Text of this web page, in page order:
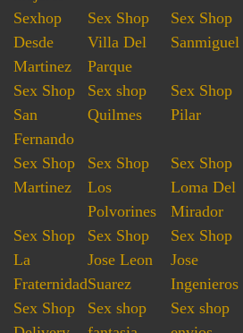
Sexhop
Desde
Martinez
Sex Shop
Villa Del
Parque
Sex Shop
Sanmiguel
Sex Shop
San
Fernando
Sex shop
Quilmes
Sex Shop
Pilar
Sex Shop
Martinez
Sex Shop
Los
Polvorines
Sex Shop
Loma Del
Mirador
Sex Shop
La
Fraternidad
Sex Shop
Jose Leon
Suarez
Sex Shop
Jose
Ingenieros
Sex Shop
Sex shop
Sex shop